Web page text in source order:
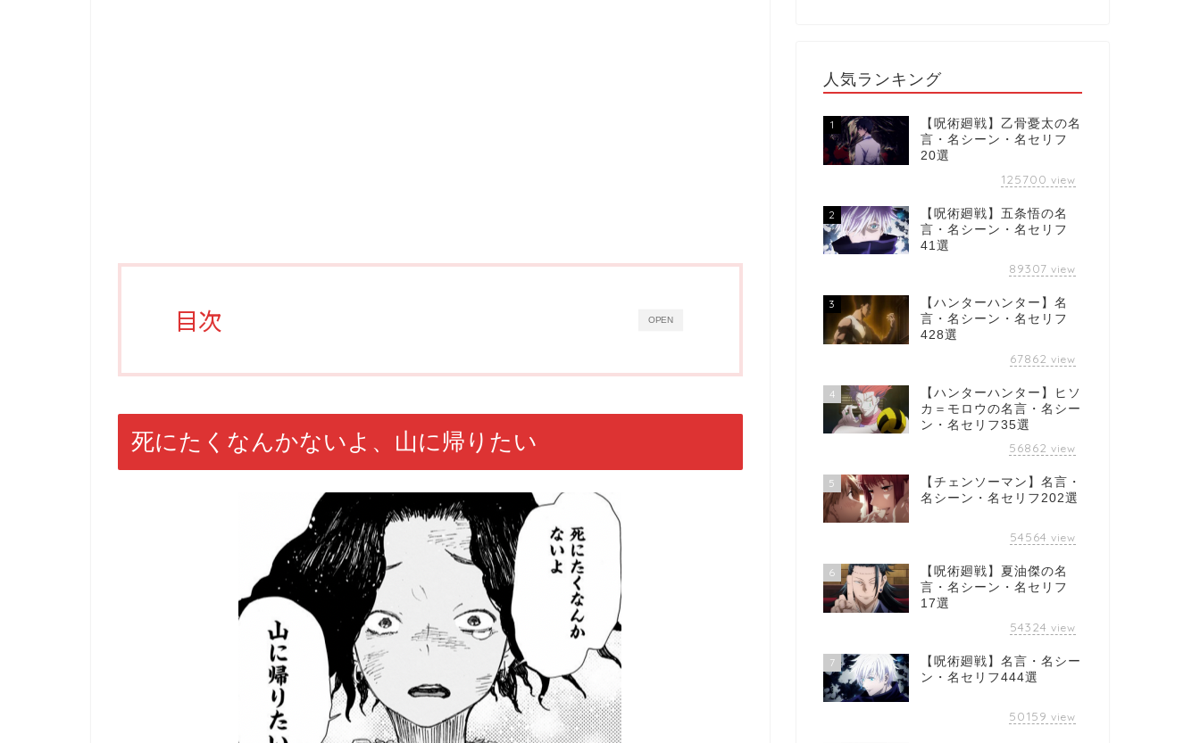
OPEN
目次
死にたくなんかないよ、山に帰りたい
人気ランキング
1
【呪術廻戦】乙骨憂太の名
言・名シーン・名セリフ
20選
125700 view
2
【呪術廻戦】五条悟の名
言・名シーン・名セリフ
41選
89307 view
3
【ハンターハンター】名
言・名シーン・名セリフ
428選
67862 view
4
【ハンターハンター】ヒソ
カ＝モロウの名言・名シー
ン・名セリフ35選
56862 view
5
【チェンソーマン】名言・
名シーン・名セリフ202選
54564 view
6
【呪術廻戦】夏油傑の名
言・名シーン・名セリフ
17選
54324 view
7
【呪術廻戦】名言・名シー
ン・名セリフ444選
50159 view